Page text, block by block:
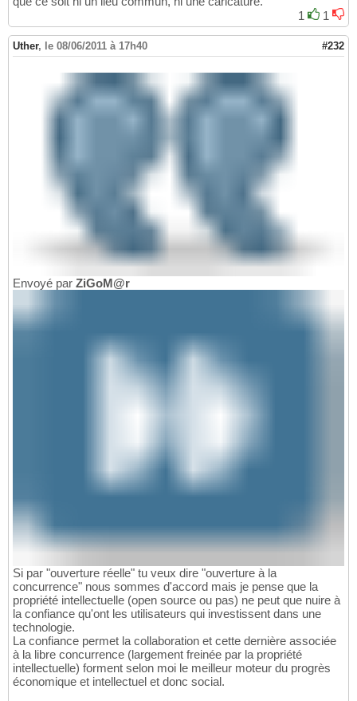
1
1
Uther, le 08/06/2011 à 17h40 #232
Envoyé par ZiGoM@r
Si par "ouverture réelle" tu veux dire "ouverture à la
concurrence" nous sommes d'accord mais je pense que la
propriété intellectuelle (open source ou pas) ne peut que nuire à
la confiance qu'ont les utilisateurs qui investissent dans une
technologie.
La confiance permet la collaboration et cette dernière associée
à la libre concurrence (largement freinée par la propriété
intellectuelle) forment selon moi le meilleur moteur du progrès
économique et intellectuel et donc social.